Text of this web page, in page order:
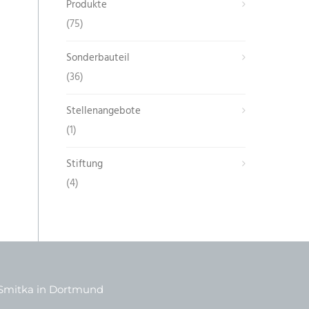
Produkte
(75)
Sonderbauteil
(36)
Stellenangebote
(1)
Stiftung
(4)
in Dortmund